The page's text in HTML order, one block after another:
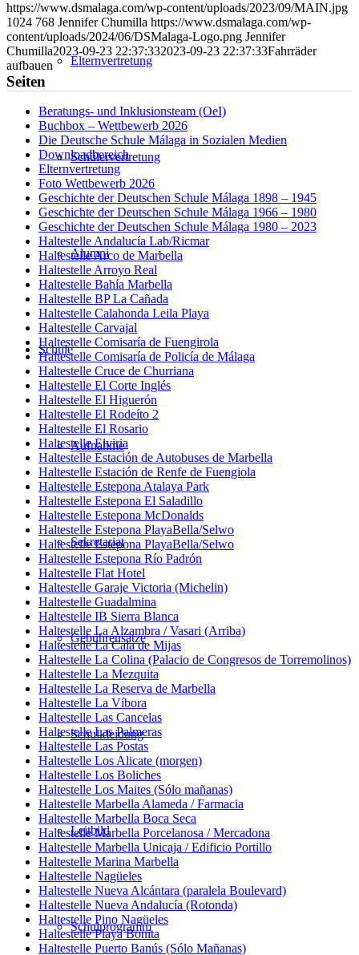
Elternvertretung
Schülervertretung
Alumni
Schule
Aufnahme
Sekretariat
Gebührensätze
Schulkleidung
Leitbild
Schulprogramm
Mail
teilen
https://www.dsmalaga.com/wp-content/uploads/2023/09/MAIN.jpg
1024 768 Jennifer Chumilla https://www.dsmalaga.com/wp-
content/uploads/2024/06/DSMalaga-Logo.png Jennifer
Chumilla2023-09-23 22:37:332023-09-23 22:37:33Fahrräder
aufbauen
Seiten
Beratungs- und Inklusionsteam (OeI)
Buchbox – Wettbewerb 2026
Die Deutsche Schule Málaga in Sozialen Medien
Downloadbereich
Elternvertretung
Foto Wettbewerb 2026
Geschichte der Deutschen Schule Málaga 1898 – 1945
Geschichte der Deutschen Schule Málaga 1966 – 1980
Geschichte der Deutschen Schule Málaga 1980 – 2023
Haltestelle Andalucía Lab/Ricmar
Haltestelle Arco de Marbella
Haltestelle Arroyo Real
Haltestelle Bahía Marbella
Haltestelle BP La Cañada
Haltestelle Calahonda Leila Playa
Haltestelle Carvajal
Haltestelle Comisaría de Fuengirola
Haltestelle Comisaría de Policía de Málaga
Haltestelle Cruce de Churriana
Haltestelle El Corte Inglés
Haltestelle El Higuerón
Haltestelle El Rodeíto 2
Haltestelle El Rosario
Haltestelle Elviria
Haltestelle Estación de Autobuses de Marbella
Haltestelle Estación de Renfe de Fuengiola
Haltestelle Estepona Atalaya Park
Haltestelle Estepona El Saladillo
Haltestelle Estepona McDonalds
Haltestelle Estepona PlayaBella/Selwo
Haltestelle Estepona PlayaBella/Selwo
Haltestelle Estepona Río Padrón
Haltestelle Flat Hotel
Haltestelle Garaje Victoria (Michelin)
Haltestelle Guadalmina
Haltestelle IB Sierra Blanca
Haltestelle La Alzambra / Vasari (Arriba)
Haltestelle La Cala de Mijas
Haltestelle La Colina (Palacio de Congresos de Torremolinos)
Haltestelle La Mezquita
Haltestelle La Reserva de Marbella
Haltestelle La Víbora
Haltestelle Las Cancelas
Haltestelle Las Palmeras
Haltestelle Las Postas
Haltestelle Los Alicate (morgen)
Haltestelle Los Boliches
Haltestelle Los Maites (Sólo mañanas)
Haltestelle Marbella Alameda / Farmacia
Haltestelle Marbella Boca Seca
Haltestelle Marbella Porcelanosa / Mercadona
Haltestelle Marbella Unicaja / Edificio Portillo
Haltestelle Marina Marbella
Haltestelle Nagüeles
Haltestelle Nueva Alcántara (paralela Boulevard)
Haltestelle Nueva Andalucía (Rotonda)
Haltestelle Pino Nagüeles
Haltestelle Playa Bonita
Haltestelle Puerto Banús (Sólo Mañanas)